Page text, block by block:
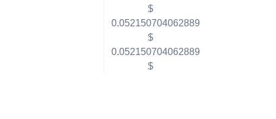
$
0.052150704062889
$
0.052150704062889
$